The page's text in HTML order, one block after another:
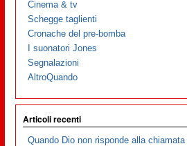
Cinema & tv
Schegge taglienti
Cronache del pre-bomba
I suonatori Jones
Segnalazioni
AltroQuando
Articoli recenti
Quando Dio non risponde alla chiamata